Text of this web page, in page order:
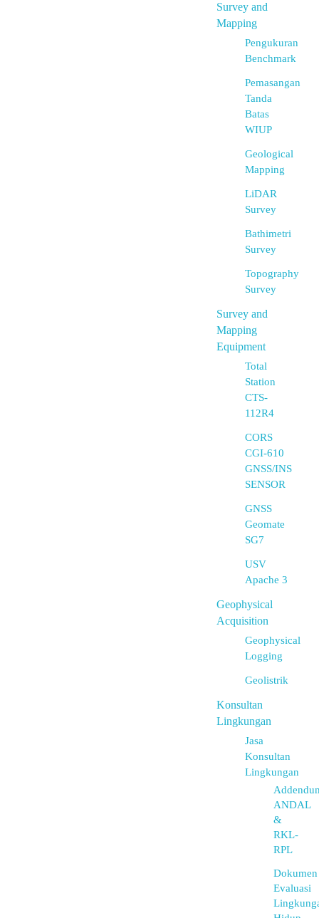
Survey and
Mapping
Pengukuran
Benchmark
Pemasangan
Tanda
Batas
WIUP
Geological
Mapping
LiDAR
Survey
Bathimetri
Survey
Topography
Survey
Survey and
Mapping
Equipment
Total
Station
CTS-
112R4
CORS
CGI-610
GNSS/INS
SENSOR
GNSS
Geomate
SG7
USV
Apache 3
Geophysical
Acquisition
Geophysical
Logging
Geolistrik
Konsultan
Lingkungan
Jasa
Konsultan
Lingkungan
ANDAL
&
RKL-
RPL
Dokumen
Evaluasi